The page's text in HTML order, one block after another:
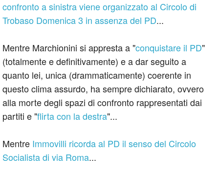
confronto a sinistra viene organizzato al Circolo di
Trobaso Domenica 3 in assenza del PD...
Mentre Marchionini si appresta a "conquistare il PD"
(totalmente e definitivamente) e a dar seguito a
quanto lei, unica (drammaticamente) coerente in
questo clima assurdo, ha sempre dichiarato, ovvero
alla morte degli spazi di confronto rappresentati dai
partiti e "flirta con la destra"...
Mentre Immovilli ricorda al PD il senso del Circolo
Socialista di via Roma...